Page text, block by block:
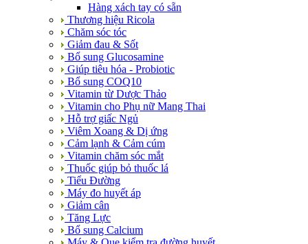
Hàng xách tay có sẵn
Thương hiệu Ricola
Chăm sóc tóc
Giảm đau & Sốt
Bổ sung Glucosamine
Giúp tiêu hóa - Probiotic
Bổ sung COQ10
Vitamin từ Dược Thảo
Vitamin cho Phụ nữ Mang Thai
Hỗ trợ giấc Ngủ
Viêm Xoang & Dị ứng
Cảm lạnh & Cảm cúm
Vitamin chăm sóc mắt
Thuốc giúp bỏ thuốc lá
Tiểu Đường
Máy đo huyết áp
Giảm cân
Tăng Lực
Bổ sung Calcium